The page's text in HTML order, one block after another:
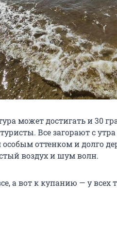
может достигать и 30
Все загорают с
особым оттенком и долго
воздух и шум волн.
а вот к купанию — у всех